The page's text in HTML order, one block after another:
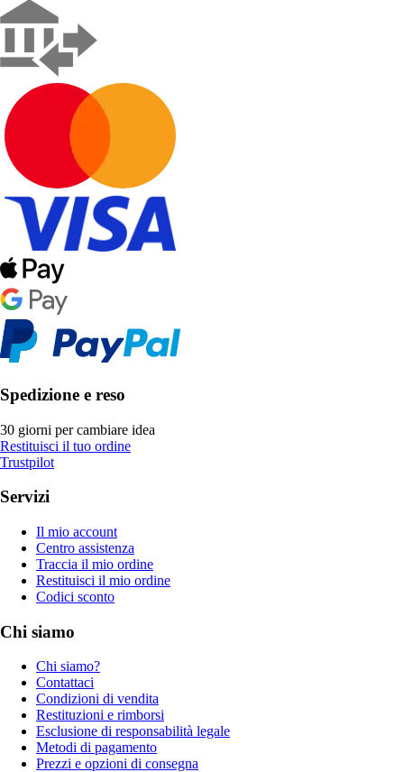
Spedizione e reso
30 giorni per cambiare idea
Restituisci il tuo ordine
Trustpilot
Servizi
Il mio account
Centro assistenza
Traccia il mio ordine
Restituisci il mio ordine
Codici sconto
Chi siamo
Chi siamo?
Contattaci
Condizioni di vendita
Restituzioni e rimborsi
Esclusione di responsabilità legale
Metodi di pagamento
Prezzi e opzioni di consegna